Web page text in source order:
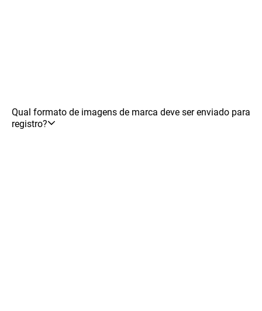
Qual formato de imagens de marca deve ser enviado para
registro?